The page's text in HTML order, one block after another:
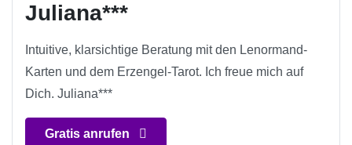
Juliana***
Intuitive, klarsichtige Beratung mit den Lenormand-
Karten und dem Erzengel-Tarot. Ich freue mich auf
Dich. Juliana***
Gratis anrufen